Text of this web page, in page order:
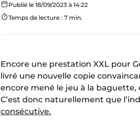
Publié le 18/09/2023 à 14:22
Temps de lecture : 7 min.
Encore une prestation XXL pour
livré une nouvelle copie
encore mené le jeu à la baguette,
C’est donc naturellement que
consécutive.